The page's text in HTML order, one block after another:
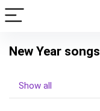
New Year songs
Show all